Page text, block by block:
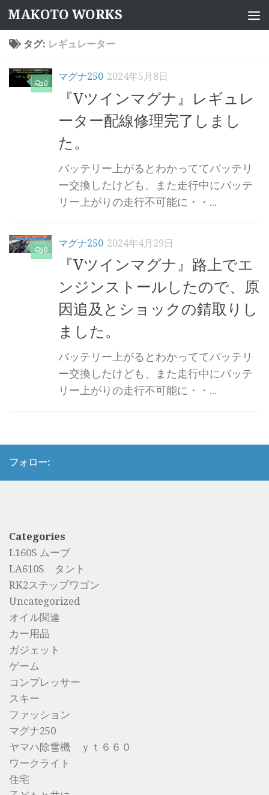
コンテンツへスキップ
MAKOTO WORKS
タグ: レギュレーター
0
マグナ250 2024年5月8日
『Vツインマグナ』レギュレ
ーター配線修理完了しまし
た。
バッテリー上がるとわかっててバッテリ
ー交換したけども、また走行中にバッテ
リー上がりの走行不可能に・・...
0
マグナ250 2024年4月29日
『Vツインマグナ』路上でエ
ンジンストールしたので、原
因追及とショックの錆取りし
ました。
バッテリー上がるとわかっててバッテリ
ー交換したけども、また走行中にバッテ
リー上がりの走行不可能に・・...
フォロー:
Categories
L160S ムーブ
LA610S タント
RK2ステップワゴン
Uncategorized
オイル関連
カー用品
ガジェット
ゲーム
コンプレッサー
スキー
ファッション
マグナ250
ヤマハ除雪機 ｙｔ６６０
ワークライト
住宅